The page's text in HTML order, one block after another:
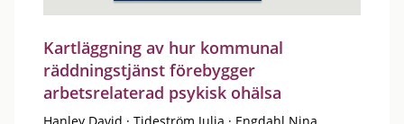
Kartläggning av hur kommunal
räddningstjänst förebygger
arbetsrelaterad psykisk ohälsa